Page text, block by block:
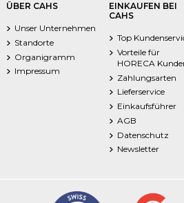
ÜBER CAHS
Unser Unternehmen
Standorte
Organigramm
Impressum
EINKAUFEN BEI
CAHS
Top
Vorteile für
HORECA
Zahlungsarten
Lieferservice
Einkaufsführer
AGB
Datenschutz
Newsletter